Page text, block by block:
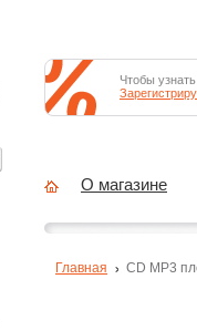
Главная CD MP3
Чтобы
О магазине